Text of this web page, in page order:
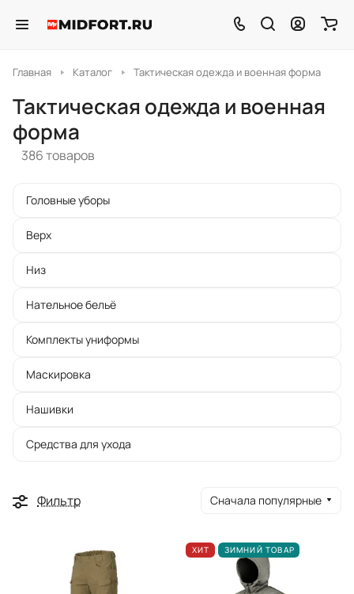
Главная Каталог Тактическая одежда и военная форма
Тактическая одежда и военная
форма
386 товаров
Головные уборы
Верх
Низ
Нательное бельё
Комплекты униформы
Маскировка
Нашивки
Средства для ухода
Фильтр Сначала популярные
ХИТ ЗИМНИЙ ТОВАР